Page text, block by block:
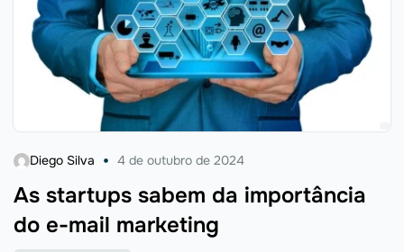
As startups sabem da importância
do e-mail marketing
Diego Silva 4 de outubro de 2024